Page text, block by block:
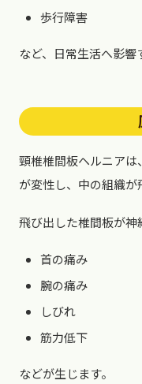
歩行障害
など、日常生活へ影響
頸椎椎間板ヘルニア
が変性し、中の組織が
飛び出した椎間板が神
首の痛み
腕の痛み
しびれ
筋力低下
などが生じます。